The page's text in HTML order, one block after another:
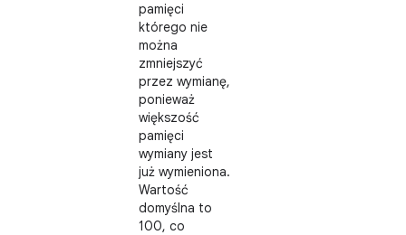
pamięci
którego nie
można
zmniejszyć
przez wymianę,
ponieważ
większość
pamięci
wymiany jest
już wymieniona.
Wartość
domyślna to
100, co